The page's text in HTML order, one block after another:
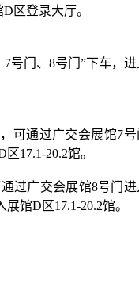
区登录大厅。
号门、8号门”下车，
可通过广交会展馆7号
17.1-20.2馆。
过广交会展馆8号门进
馆D区17.1-20.2馆。